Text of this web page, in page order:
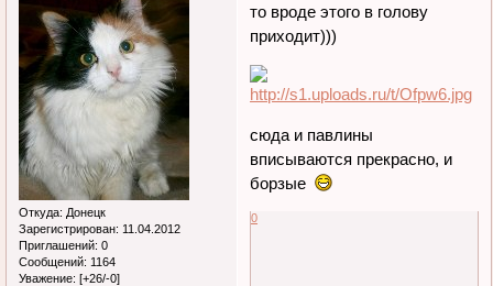
Откуда: Донецк
Зарегистрирован: 11.04.2012
Приглашений: 0
Сообщений: 1164
Уважение: [+26/-0]
то вроде этого в голову
приходит)))
сюда и павлины
вписываются прекрасно, и
борзые
0